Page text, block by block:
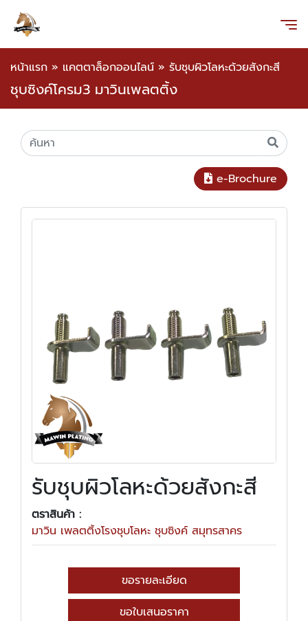
หน้าแรก » แคตตาล็อกออนไลน์ » รับชุบผิวโลหะด้วยสังกะสี
ชุบซิงค์โครม3 มาวินเพลตติ้ง
e-Brochure
รับชุบผิวโลหะด้วยสังกะสี
ตราสินค้า :
มาวิน เพลตติ้งโรงชุบโลหะ ชุบซิงค์ สมุทรสาคร
ขอรายละเอียด
ขอใบเสนอราคา